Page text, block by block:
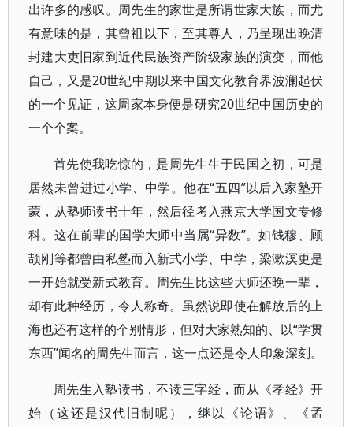
出许多的感叹。周先生的家世是所谓世家大族，而尤
有意味的是，其曾祖以下，至其尊人，乃呈现出晚清
封建大吏旧家到近代民族资产阶级家族的演变，而他
自己，又是20世纪中期以来中国文化教育界波澜起伏
的一个见证，这周家本身便是研究20世纪中国历史的
一个个案。
首先使我吃惊的，是周先生生于民国之初，可是
居然未曾进过小学、中学。他在“五四”以后入家塾开
蒙，从塾师读书十年，然后径考入燕京大学国文专修
科。这在前辈的国学大师中当属“异数”。如钱穆、顾
颉刚等都曾由私塾而入新式小学、中学，梁漱溟更是
一开始就受新式教育。周先生比这些大师还晚一辈，
却有此种经历，令人称奇。虽然说即使在解放后的上
海也还有这样的个别情形，但对大家熟知的、以“学贯
东西”闻名的周先生而言，这一点还是令人印象深刻。
周先生入塾读书，不读三字经，而从《孝经》开
始（这还是汉代旧制呢），继以《论语》、《孟